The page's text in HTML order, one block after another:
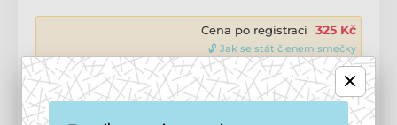
Cena po registraci 325 Kč
🔓 Jak se stát členem smečky
Přidat do košíku